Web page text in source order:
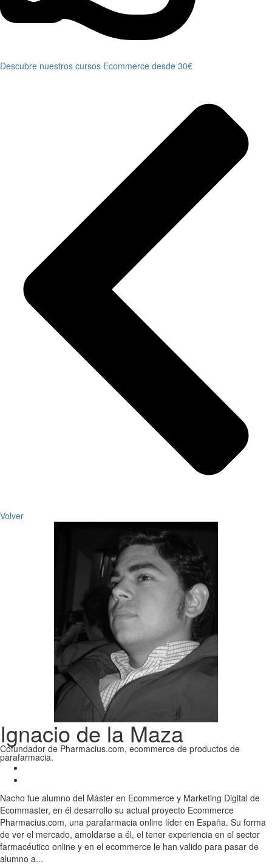
Descubre nuestros cursos Ecommerce desde 30€
Volver
Ignacio de la Maza
Cofundador de Pharmacius.com, ecommerce de productos de
parafarmacia.
Nacho fue alumno del Máster en Ecommerce y Marketing Digital de
Ecommaster, en él desarrollo su actual proyecto Ecommerce
Pharmacius.com, una parafarmacia online líder en España. Su forma
de ver el mercado, amoldarse a él, el tener experiencia en el sector
farmacéutico online y en el ecommerce le han valido para pasar de
alumno a...